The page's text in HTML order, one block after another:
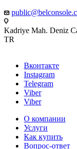
Kadriye Mah. Deniz
TR
Вконтакте
Instagram
Telegram
Viber
Viber
О компании
Услуги
Как купить
Вопрос-ответ